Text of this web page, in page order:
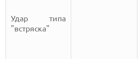
Удар типа
"встряска"